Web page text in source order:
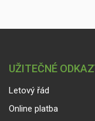
UŽITEČNÉ
Letový řád
Online platba